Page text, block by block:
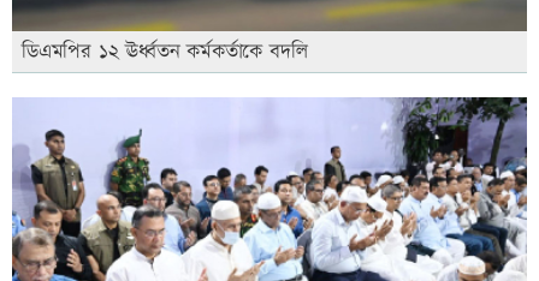
ডিএমপির ১২ ঊর্ধ্বতন কর্মকর্তাকে বদলি